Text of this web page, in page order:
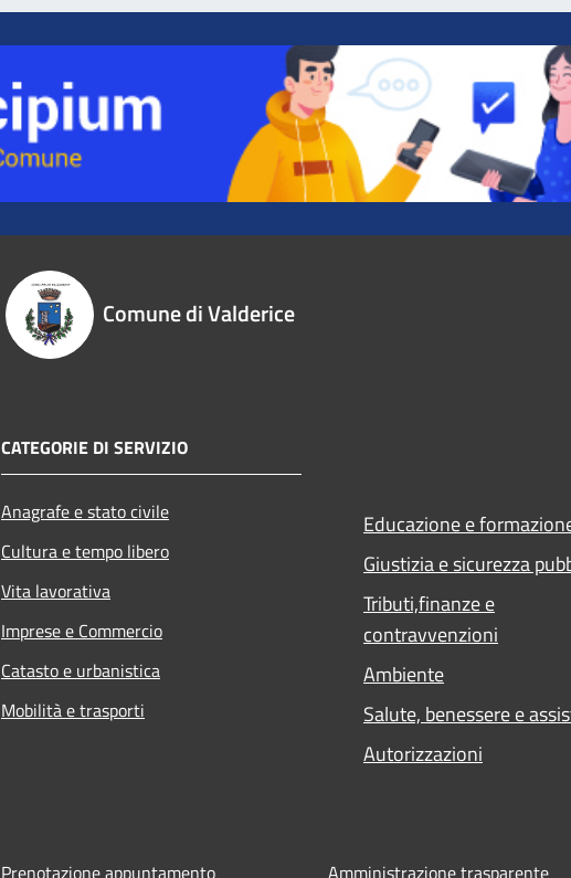
Comune di Valderice
CATEGORIE DI SERVIZIO
Anagrafe e stato civile
Cultura e tempo libero
Vita lavorativa
Imprese e Commercio
Catasto e urbanistica
Mobilità e trasporti
Educazione e
Giustizia e sicurezza
Tributi,finanze e
contravvenzioni
Ambiente
Salute, benessere e
Autorizzazioni
Prenotazione appuntamento Amministrazione trasparente